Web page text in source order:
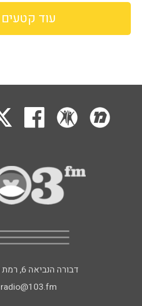
עוד קטעים
דבורה הנביאה 6, רמת השרון
radio@103.fm